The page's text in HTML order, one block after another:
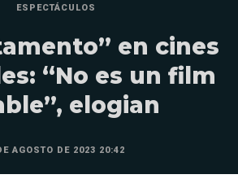
ESPECTÁCULOS
en cines
“No es un film
elogian
AGOSTO DE 2023 20:42